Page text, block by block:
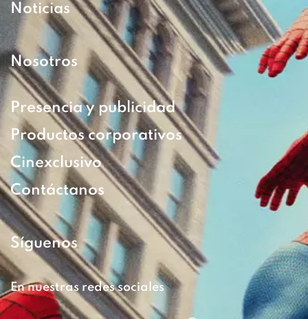
Noticias
Nosotros
Presencia y publicidad
Productos corporativos
Cinexclusivo
Contáctanos
Síguenos
En nuestras redes sociales